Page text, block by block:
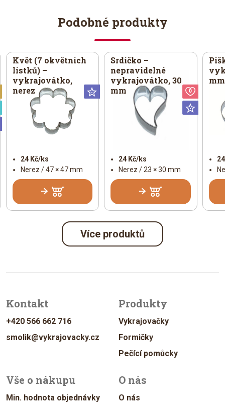
Podobné produkty
Universální
Květ (7 okvětních
lístků) –
vykrajovátko,
nerez
24 Kč/ks
Nerez / 47 × 47 mm
Srdíčko –
nepravidelné
vykrajovátko, 30
mm
24 Kč/ks
Nerez / 23 × 30 mm
Vánoční
Speciální
Universální
Více produktů
Kontakt
+420 566 662 716
smolik@vykrajovacky.cz
Produkty
Vykrajovačky
Formičky
Pečící pomůcky
Vše o nákupu
Min. hodnota objednávky
O nás
O nás